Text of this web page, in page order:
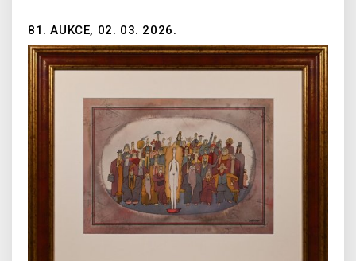
81. AUKCE, 02. 03. 2026.